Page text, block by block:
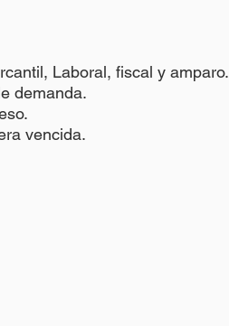
Laboral, fiscal y amparo.
demanda.
vencida.